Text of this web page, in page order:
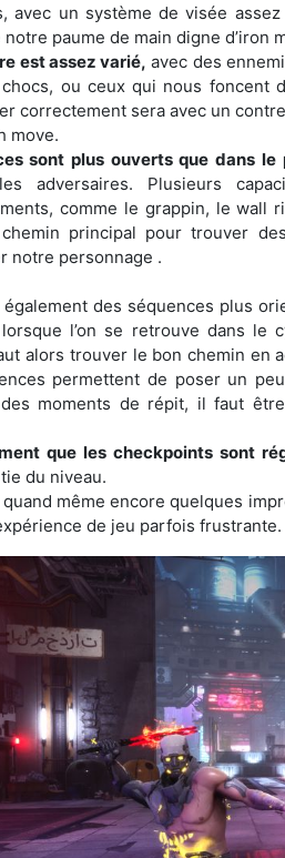
avec un système de visée
paume de main digne d’iron
est assez varié, avec des
ou ceux qui nous foncent
correctement sera avec un
move.
sont plus ouverts que dans le
adversaires. Plusieurs
comme le grappin, le wall
principal pour trouver
notre personnage .
également des séquences plus
lorsque l’on se retrouve dans
alors trouver le bon chemin en
permettent de poser un
moments de répit, il faut
que les checkpoints sont
du niveau.
même encore quelques
de jeu parfois frustrante.